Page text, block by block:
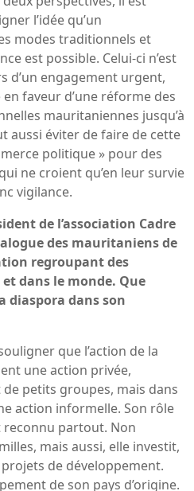
l’idée qu’un
modes traditionnels et
est possible. Celui-ci n’est
d’un engagement urgent,
faveur d’une réforme des
mauritaniennes jusqu’à
aussi éviter de faire de cette
politique » pour des
ne croient qu’en leur survie
vigilance.
de l’association Cadre
des mauritaniens de
regroupant des
dans le monde. Que
diaspora dans son
que l’action de la
une action privée,
petits groupes, mais dans
action informelle. Son rôle
reconnu partout. Non
mais aussi, elle investit,
de développement.
de son pays d’origine.